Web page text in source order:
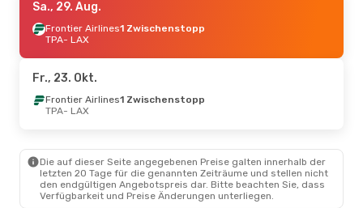
Mi., 2. Sept.- Do., 10. Sept.
Frontier Airlines
1 Zwischenstopp
Frontier Airlines
1 Zwischenstopp
LAX- TPA
1 Zwischenstopp
TPA- LAX
Frontier Airlines
1 Zwischenstopp
LAX- TPA
Sa., 29. Aug.
Frontier Airlines1 Zwischenstopp
TPA- LAX
Fr., 23. Okt.
Frontier Airlines1 Zwischenstopp
TPA- LAX
Die auf dieser Seite angegebenen Preise galten innerhalb der
letzten 20 Tage für die genannten Zeiträume und stellen nicht
den endgültigen Angebotspreis dar. Bitte beachten Sie, dass
Verfügbarkeit und Preise Änderungen unterliegen.